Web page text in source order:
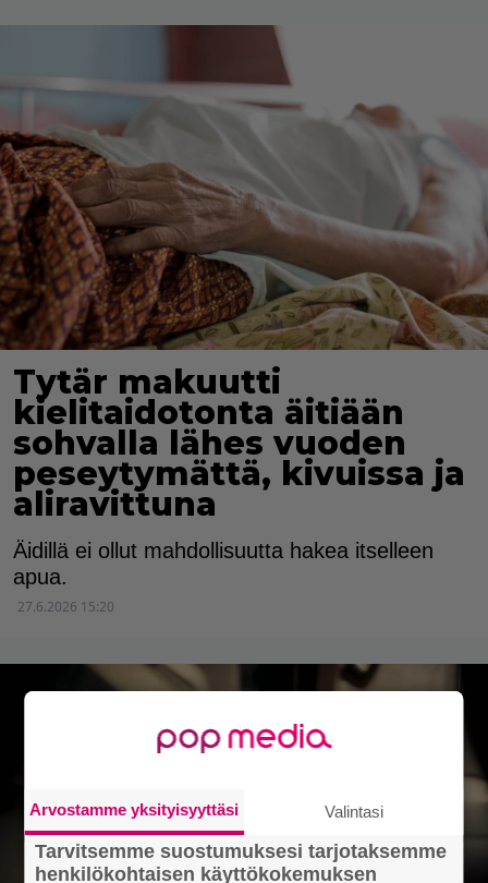
Tytär makuutti
kielitaidotonta äitiään
sohvalla lähes vuoden
peseytymättä, kivuissa ja
aliravittuna
Äidillä ei ollut mahdollisuutta hakea itselleen
apua.
27.6.2026 15:20
Arvostamme yksityisyyttäsi Valintasi
Tarvitsemme suostumuksesi tarjotaksemme
henkilökohtaisen käyttökokemuksen